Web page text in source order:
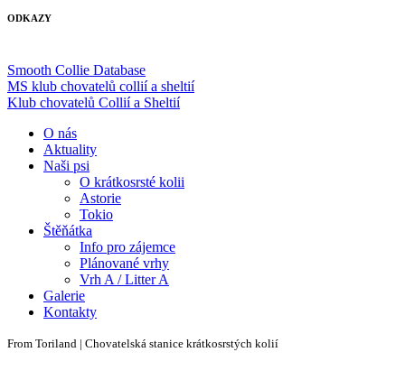
ODKAZY
Smooth Collie Database
MS klub chovatelů collií a sheltií
Klub chovatelů Collií a Sheltií
O nás
Aktuality
Naši psi
O krátkosrsté kolii
Astorie
Tokio
Štěňátka
Info pro zájemce
Plánované vrhy
Vrh A / Litter A
Galerie
Kontakty
From Toriland | Chovatelská stanice krátkosrstých kolií